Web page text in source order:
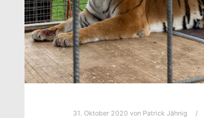
31. Oktober 2020 von Patrick Jähnig